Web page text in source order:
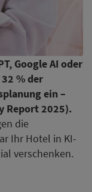
Google AI oder
% der
ein –
Report 2025).
die
Ihr Hotel in KI-
verschenken.